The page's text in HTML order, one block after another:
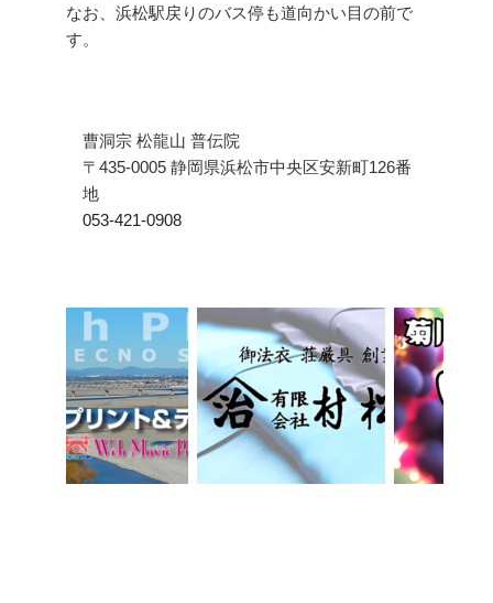
なお、浜松駅戻りのバス停も道向かい目の前で
す。
曹洞宗 松龍山 普伝院
〒435-0005 静岡県浜松市中央区安新町126番
地
053-421-0908